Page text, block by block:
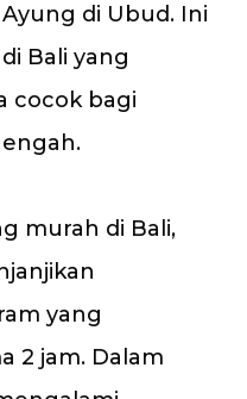
di Ubud. Ini
Bali yang
cocok bagi
murah di Bali,
yang
2 jam. Dalam